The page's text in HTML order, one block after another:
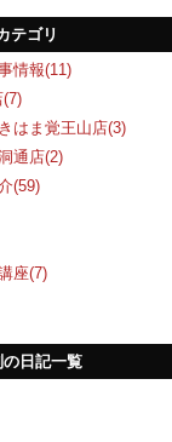
テゴリ
情報(11)
はま覚王山店(3)
通店(2)
(59)
座(7)
の日記一覧